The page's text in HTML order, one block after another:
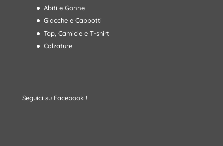
Abiti e Gonne
Giacche e Cappotti
Top, Camicie e T-shirt
Calzature
Seguici su Facebook !